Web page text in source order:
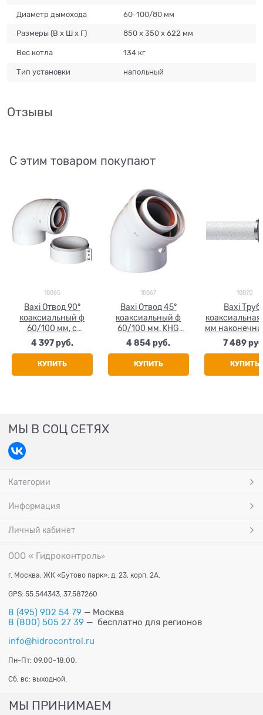
Диаметр дымохода 60-100/80 мм
Размеры (В х Ш х Г) 850 х 350 х 622 мм
Вес котла 134 кг
Тип установки напольный
Отзывы
С этим товаром покупают
18865
Baxi Отвод 90°
коаксиальный ф
60/100 мм, с
муфтой, KHG
714101410
4 397 руб.
КУПИТЬ
18867
Baxi Отвод 45°
коаксиальный ф
60/100 мм, KHG
714101610
4 854 руб.
КУПИТЬ
18870
Baxi
коаксиальная
мм
60/100 мм,
7 489
КУПИТЬ
МЫ В СОЦ СЕТЯХ
Категории
Информация
Личный кабинет
ООО « Гидроконтроль»
г. Москва, ЖК «Бутово парк», д. 23, корп. 2А.
GPS: 55.544343, 37.587260
8 (495) 902 54 79 — Москва
8 (800) 505 27 39 — бесплатно для регионов
info@hidrocontrol.ru
Пн-Пт: 09.00-18.00.
Сб, вс: выходной.
МЫ ПРИНИМАЕМ